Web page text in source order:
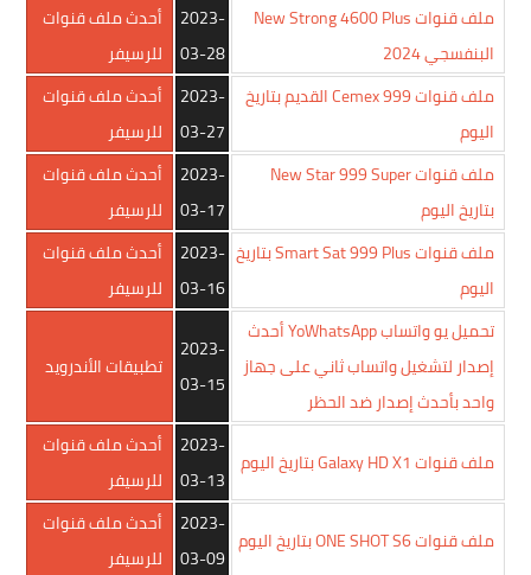
ملف قنوات New Strong 4600 Plus
البنفسجي 2024
2023-
03-28
أحدث ملف قنوات
للرسيفر
ملف قنوات Cemex 999 القديم بتاريخ
اليوم
2023-
03-27
أحدث ملف قنوات
للرسيفر
ملف قنوات New Star 999 Super
بتاريخ اليوم
2023-
03-17
أحدث ملف قنوات
للرسيفر
ملف قنوات Smart Sat 999 Plus بتاريخ
اليوم
2023-
03-16
أحدث ملف قنوات
للرسيفر
تحميل يو واتساب YoWhatsApp أحدث
إصدار لتشغيل واتساب ثاني على جهاز
واحد بأحدث إصدار ضد الحظر
2023-
03-15
تطبيقات الأندرويد
ملف قنوات Galaxy HD X1 بتاريخ اليوم
2023-
03-13
أحدث ملف قنوات
للرسيفر
ملف قنوات ONE SHOT S6 بتاريخ اليوم
2023-
03-09
أحدث ملف قنوات
للرسيفر